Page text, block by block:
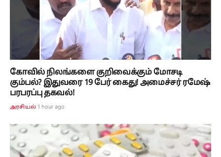
கோவில் நிலங்களை குறிவைக்கும் மோசடி
கும்பல்? இதுவரை 19 பேர் கைது! அமைச்சர் ரமேஷ்
பரபரப்பு தகவல்!
அரசியல் 1 hour ago